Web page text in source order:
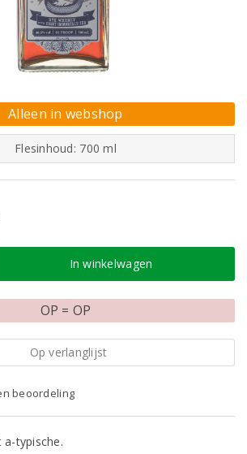
Alleen in webshop
Flesinhoud: 700 ml
In winkelwagen
OP = OP
Op verlanglijst
beoordeling
a-typische.